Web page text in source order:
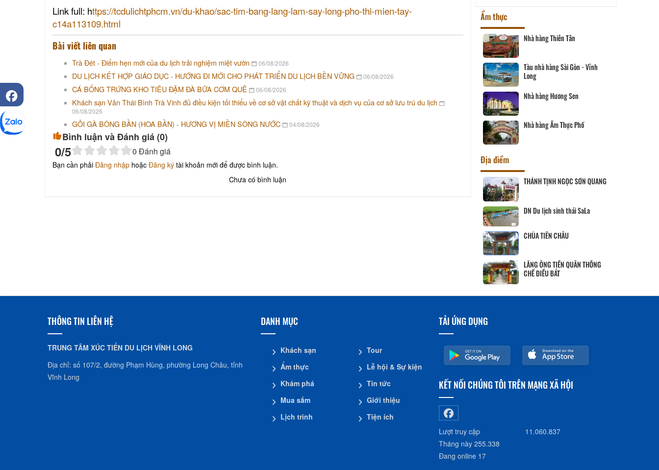
Link full: https://tcdulichtphcm.vn/du-khao/sac-tim-bang-lang-lam-say-long-pho-thi-mien-tay-
c14a113109.html
Bài viết liên quan
Trà Đét - Điểm hẹn mới của du lịch trải nghiệm miệt vườn 06/08/2026
DU LỊCH KẾT HỢP GIÁO DỤC - HƯỚNG ĐI MỚI CHO PHÁT TRIỂN DU LỊCH BỀN VỮNG 06/08/2026
CÁ BỐNG TRỨNG KHO TIÊU ĐẬM ĐÀ BỮA CƠM QUÊ 06/08/2026
Khách sạn Văn Thái Bình Trà Vinh đủ điều kiện tối thiểu về cơ sở vật chất kỹ thuật và dịch vụ của cơ sở lưu trú du lịch
06/08/2026
GỎI GÀ BÔNG BẦN (HOA BẦN) - HƯƠNG VỊ MIỀN SÔNG NƯỚC 04/08/2026
Bình luận và Đánh giá (0)
0/5 0 Đánh giá
Bạn cần phải Đăng nhập hoặc Đăng ký tài khoản mới để được bình luận.
Chưa có bình luận
Ẩm thực
Nhà hàng Thiên Tân
Tàu nhà hàng Sài Gòn - Vĩnh
Long
Nhà hàng Hương Sen
Nhà hàng Ẩm Thực Phố
Địa điểm
Khu tưởng niệm cố Thủ tướng Võ
THÁNH TỊNH NGỌC SƠN QUANG
DN Du lịch sinh thái SaLa
CHÙA TIÊN CHÂU
LĂNG ÔNG TIỀN QUÂN THỐNG
CHẾ ĐIỀU BÁT
THÔNG TIN LIÊN HỆ
TRUNG TÂM XÚC TIẾN DU LỊCH VĨNH LONG
Địa chỉ: số 107/2, đường Phạm Hùng, phường Long Châu, tỉnh
Vĩnh Long
DANH MỤC
Khách sạn
Ẩm thực
Khám phá
Mua sắm
Lịch trình
Tour
Lễ hội & Sự kiện
Tin tức
Giới thiệu
Tiện ích
TẢI ỨNG DỤNG
KẾT NỐI CHÚNG TÔI TRÊN MẠNG XÃ HỘI
Lượt truy cập
11.060.837
Tháng này 255.338
Đang online 17